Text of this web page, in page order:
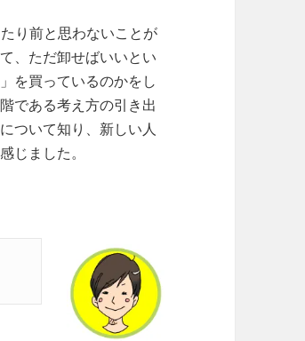
り前と思わないことが
、ただ卸せばいいとい
を買っているのかをし
である考え方の引き出
ついて知り、新しい人
じました。